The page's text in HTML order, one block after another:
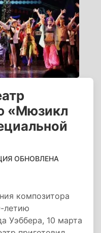
«Мюзикл
ОБНОВЛЕНА
композитора
летию
Уэббера, 10 марта